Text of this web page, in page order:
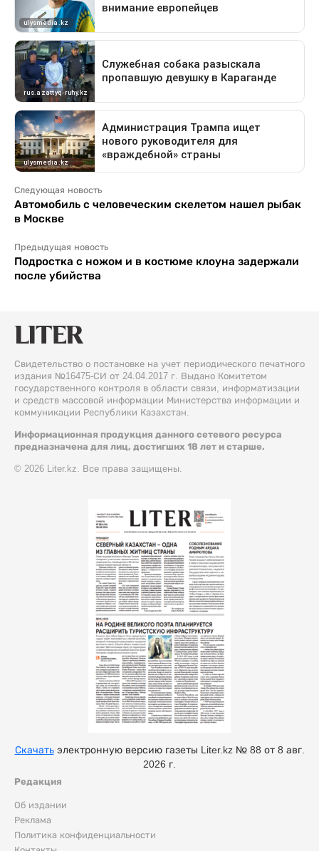
Следующая новость
Автомобиль с человеческим скелетом нашел рыбак
в Москве
Предыдущая новость
Подростка с ножом и в костюме клоуна задержали
после убийства
Свидетельство о постановке на учет периодического печатного
издания №16475-СИ от 24.04.2017 г. Выдано Комитетом
государственного контроля в области связи, информатизации
и средств массовой информации Министерства информации и
коммуникации Республики Казахстан.
Информационная продукция данного сетевого ресурса
предназначена для лиц, достигших 18 лет и старше.
© 2026 Liter.kz. Все права защищены.
Редакция
Об издании
Реклама
Политика конфиденциальности
Скачатьэлектронную версию газеты Liter.kz № 88 от 8 авг.
2026 г.